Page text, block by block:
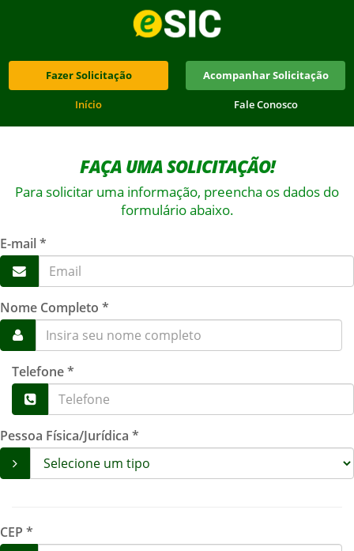
Acompanhar Solicitação
Fazer Solicitação
Início Fale Conosco
FAÇA UMA SOLICITAÇÃO!
Para solicitar uma informação, preencha os dados do
formulário abaixo.
E-mail *
Nome Completo *
Telefone *
Pessoa Física/Jurídica *
CEP *